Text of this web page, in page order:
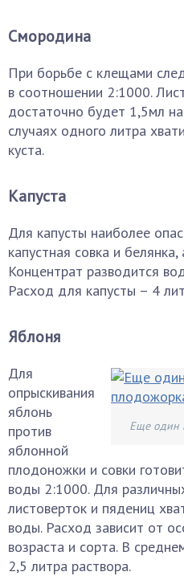
Смородина
При борьбе с клещами
в соотношении 2:1000.
достаточно будет 1,5мл
случаях одного литра
куста.
Капуста
Для капусты наиболее
капустная совка и
Концентрат разводится
Расход для капусты – 4
Яблоня
Еще один
Для
опрыскивания
яблонь
против
яблонной
плодоножки и совки
воды 2:1000. Для
листоверток и пядениц
воды. Расход зависит от
возраста и сорта. В
2,5 литра раствора.